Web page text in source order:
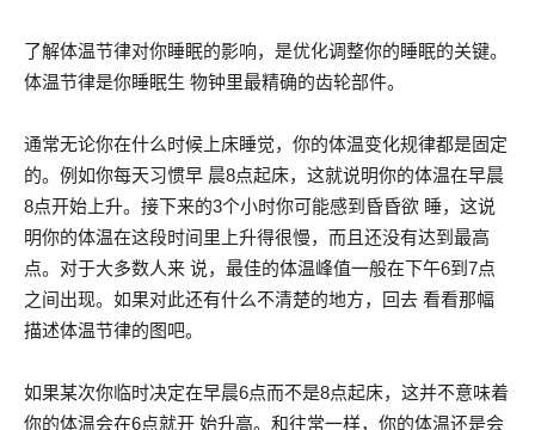
了解体温节律对你睡眠的影响，是优化调整你的睡眠的关键。
体温节律是你睡眠生 物钟里最精确的齿轮部件。
通常无论你在什么时候上床睡觉，你的体温变化规律都是固定
的。例如你每天习惯早 晨8点起床，这就说明你的体温在早晨
8点开始上升。接下来的3个小时你可能感到昏昏欲 睡，这说
明你的体温在这段时间里上升得很慢，而且还没有达到最高
点。对于大多数人来 说，最佳的体温峰值一般在下午6到7点
之间出现。如果对此还有什么不清楚的地方，回去 看看那幅
描述体温节律的图吧。
如果某次你临时决定在早晨6点而不是8点起床，这并不意味着
你的体温会在6点就开 始升高。和往常一样，你的体温还是会